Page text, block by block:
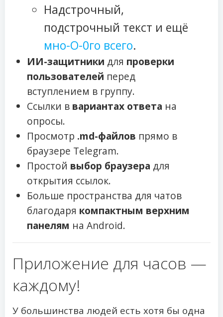
Надстрочный,
подстрочный текст и ещё
мно-О-0го всего.
ИИ-защитники для проверки
пользователей перед
вступлением в группу.
Ссылки в вариантах ответа на
опросы.
Просмотр .md-файлов прямо в
браузере Telegram.
Простой выбор браузера для
открытия ссылок.
Больше пространства для чатов
благодаря компактным верхним
панелям на Android.
Приложение для часов —
каждому!
У большинства людей есть хотя бы одна